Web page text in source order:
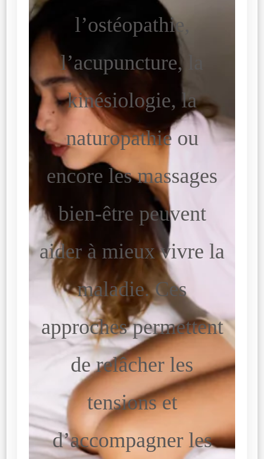
l’ostéopathie,
l’acupuncture, la
kinésiologie, la
naturopathie ou
encore les massages
bien-être peuvent
aider à mieux vivre la
maladie. Ces
approches permettent
de relâcher les
tensions et
d’accompagner les